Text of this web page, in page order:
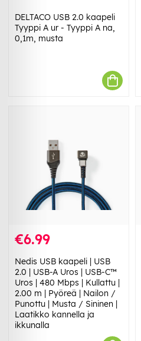
DELTACO USB 2.0 kaapeli
Tyyppi A ur - Tyyppi A na,
0,1m, musta
€6.99
Nedis USB kaapeli | USB
2.0 | USB-A Uros | USB-C™
Uros | 480 Mbps | Kullattu |
2.00 m | Pyöreä | Nailon /
Punottu | Musta / Sininen |
Laatikko kannella ja
ikkunalla